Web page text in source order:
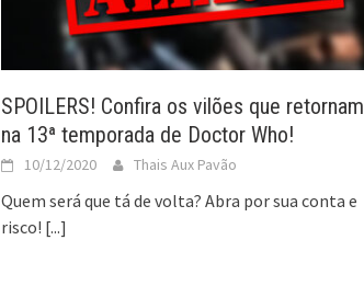
SPOILERS! Confira os vilões que retornam
na 13ª temporada de Doctor Who!
10/12/2020 Thais Aux Pavão
Quem será que tá de volta? Abra por sua conta e
risco! [...]